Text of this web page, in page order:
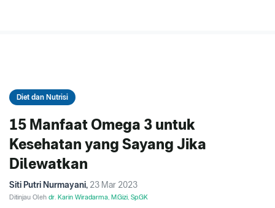
Diet dan Nutrisi
15 Manfaat Omega 3 untuk
Kesehatan yang Sayang Jika
Dilewatkan
Siti Putri Nurmayani, 23 Mar 2023
Ditinjau Oleh dr. Karin Wiradarma, M.Gizi, Sp.GK